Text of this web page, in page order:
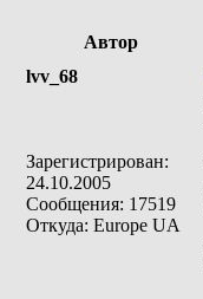
Автор
lvv_68
Зарегистрирован:
24.10.2005
Сообщения: 17519
Откуда: Europe UA